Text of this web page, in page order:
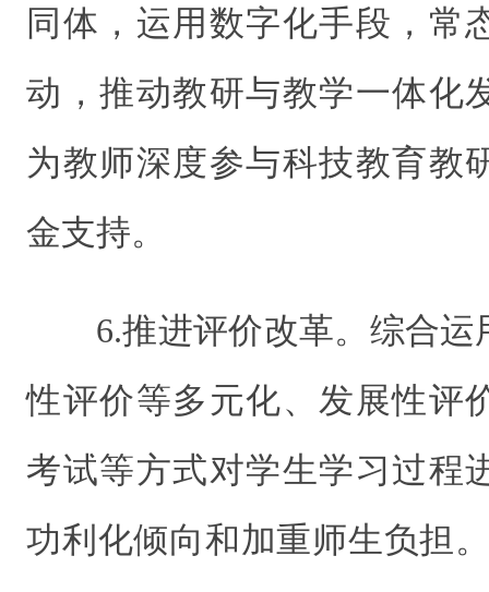
同体，运用数字化手段，常
动，推动教研与教学一体化
为教师深度参与科技教育教
金支持。
6.推进评价改革。综合
性评价等多元化、发展性评
考试等方式对学生学习过程
功利化倾向和加重师生负担